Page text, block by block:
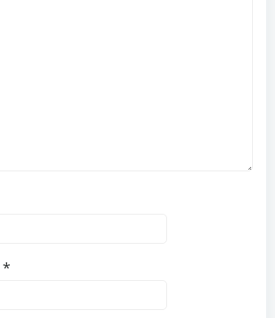
*